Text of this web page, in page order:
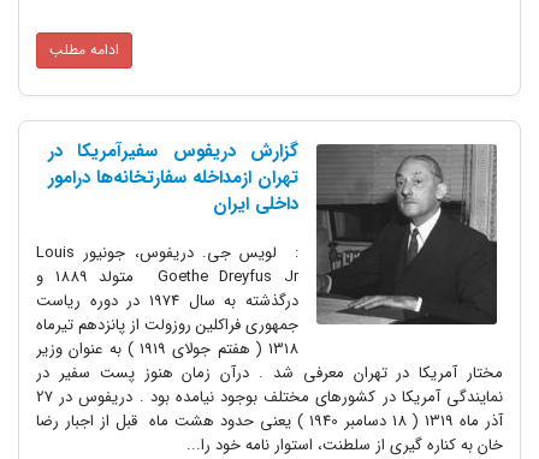
ادامه مطلب
گزارش دریفوس سفیرآمریکا در
تهران ازمداخله سفارتخانه‌ها درامور
داخلی ایران
: لویس جی. دریفوس، جونیور Louis
Goethe Dreyfus Jr متولد 1889 و
درگذشته به سال 1974 در دوره ریاست
جمهوری فراکلین روزولت از پانزدهم تیرماه
1318 ( هفتم جولای 1919 ) به عنوان وزیر
مختار آمریکا در تهران معرفی شد . درآن زمان هنوز پست سفیر در
نمایندگی آمریکا در کشورهای مختلف بوجود نیامده بود . دریفوس در 27
آذر ماه 1319 ( 18 دسامبر 1940 ) یعنی حدود هشت ماه قبل از اجبار رضا
خان به کناره گیری از سلطنت، استوار نامه خود را...